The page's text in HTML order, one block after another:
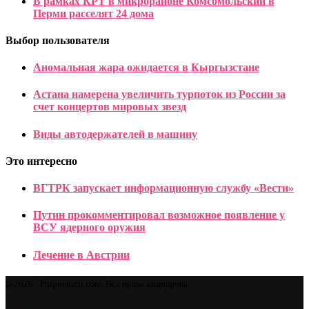
Перми расселят 24 дома
Выбор пользователя
Аномальная жара ожидается в Кыргызстане
Астана намерена увеличить турпоток из России за
счет концертов мировых звезд
Виды автодержателей в машину
Это интересно
ВГТРК запускает информационную службу «Вести»
Путин прокомментировал возможное появление у
ВСУ ядерного оружия
Лечение в Австрии